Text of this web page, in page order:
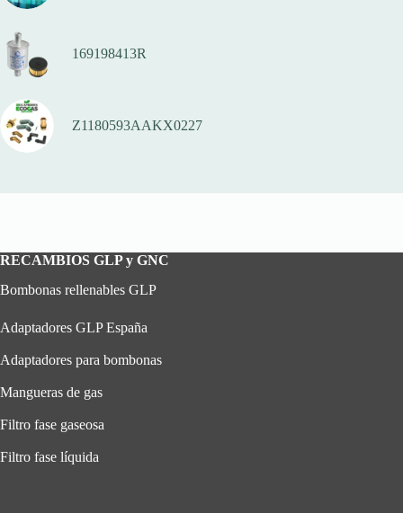
169198413R
Z1180593AAKX0227
RECAMBIOS GLP y GNC
Bombonas rellenables GLP
Adaptadores GLP España
Adaptadores para bombonas
Mangueras de gas
Filtro fase gaseosa
Filtro fase líquida